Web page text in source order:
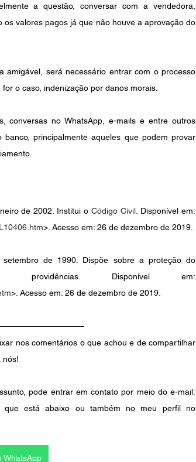
a questão, conversar com a vendedora,
valores pagos já que não houve a aprovação do
amigável, será necessário entrar com o processo
o caso, indenização por danos morais.
conversas no WhatsApp, e-mails e entre outros
principalmente aqueles que podem provar
de 2002. Institui o Código Civil . Disponível em:
>. Acesso em: 26 de dezembro de 2019.
de 1990. Dispõe sobre a proteção do
Disponível em:
>. Acesso em: 26 de dezembro de 2019.
nos comentários o que achou e de compartilhar
nós!
pode entrar em contato por meio do e-mail:
que está abaixo ou também no meu perfil no
WhatsApp